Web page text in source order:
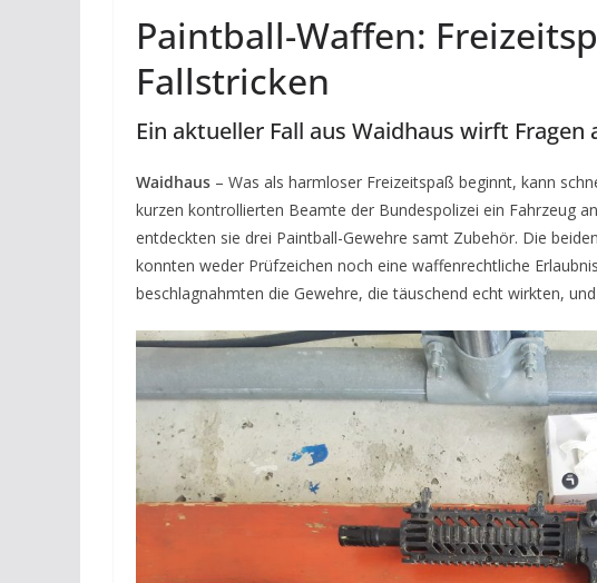
Paintball-Waffen:
Fallstricken
Ein aktueller Fall aus Waidhaus wirft Fragen
Waidhaus – Was als harmloser Freizeitspaß beginnt, kann
kurzen kontrollierten Beamte der Bundespolizei ein Fahrzeug
entdeckten sie drei Paintball-Gewehre samt Zubehör. Die
konnten weder Prüfzeichen noch eine waffenrechtliche
beschlagnahmten die Gewehre, die täuschend echt wirkten,